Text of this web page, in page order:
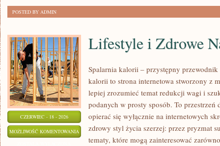
POSTED BY ADMIN
CZERWIEC - 18 - 2026
MOŻLIWOŚĆ KOMENTOWANIA LIFESTYLE
Lifestyle i Zdrowe
Spalarnia kalorii – przystępny
kalorii to strona internetowa stworzony z
lepiej zrozumieć temat redukcji wagi i
podanych w prosty sposób. To
opierać się wyłącznie na internetowych
zdrowy styl życia szerzej: przez pryzmat
tematy, które mogą zainteresować